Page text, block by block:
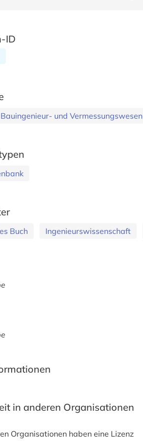
ID
und Vermessungswesen
Buch Ingenieurswissenschaft
in anderen Organisationen
Organisationen haben eine Lizenz